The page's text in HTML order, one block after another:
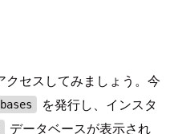
セスしてみましょう。今
を発行し、インスタ
データベースが表示され